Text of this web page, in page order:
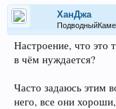
ХанДжа
Настроение, что это
в чём нуждается?
Часто задаюсь этим
него, все они